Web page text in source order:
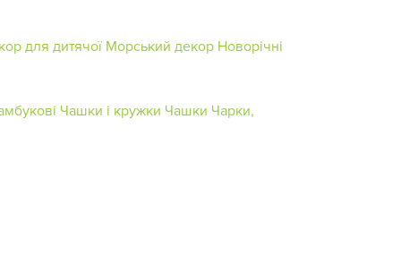
для дитячої Морський декор Новорічні
Чашки і кружки Чашки Чарки,